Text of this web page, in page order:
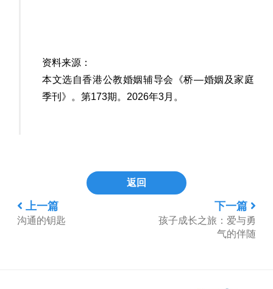
资料来源：
本文选自香港公教婚姻辅导会《桥—婚姻及家庭
季刊》。第173期。2026年3月。
上一篇
沟通的钥匙
返回
下一篇
孩子成长之旅：爱与勇
气的伴随